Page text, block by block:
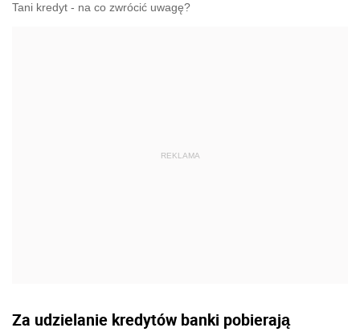
Tani kredyt - na co zwrócić uwagę?
Za udzielanie kredytów banki pobierają